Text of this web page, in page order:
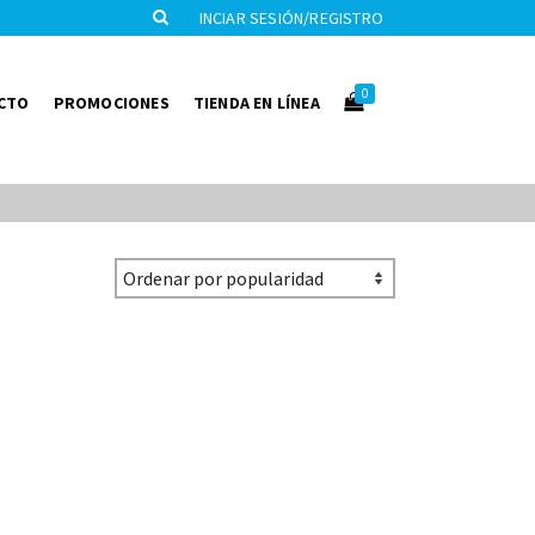
INCIAR SESIÓN/REGISTRO
PROMOCIONES TIENDA EN LÍNEA 0